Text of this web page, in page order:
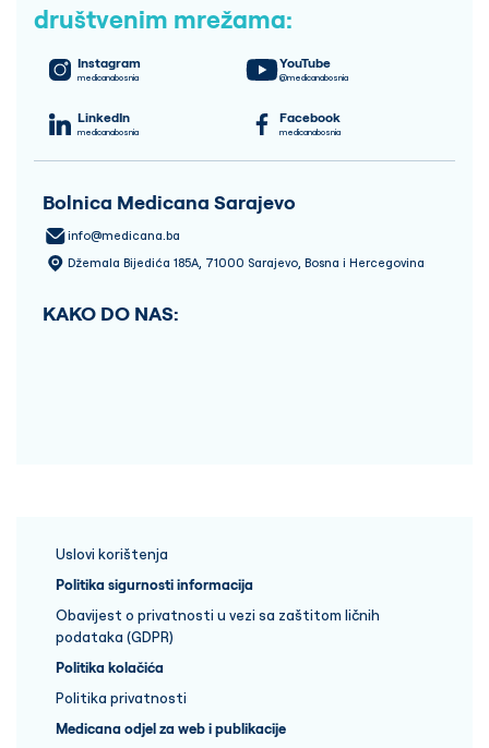
društvenim mrežama:
Instagram
medicanabosnia
YouTube
@medicanabosnia
LinkedIn
medicanabosnia
Facebook
medicanabosnia
Bolnica Medicana Sarajevo
info@medicana.ba
Džemala Bijedića 185A, 71000 Sarajevo, Bosna i Hercegovina
KAKO DO NAS:
Uslovi korištenja
Politika sigurnosti informacija
Obavijest o privatnosti u vezi sa zaštitom ličnih
podataka (GDPR)
Politika kolačića
Politika privatnosti
Medicana odjel za web i publikacije